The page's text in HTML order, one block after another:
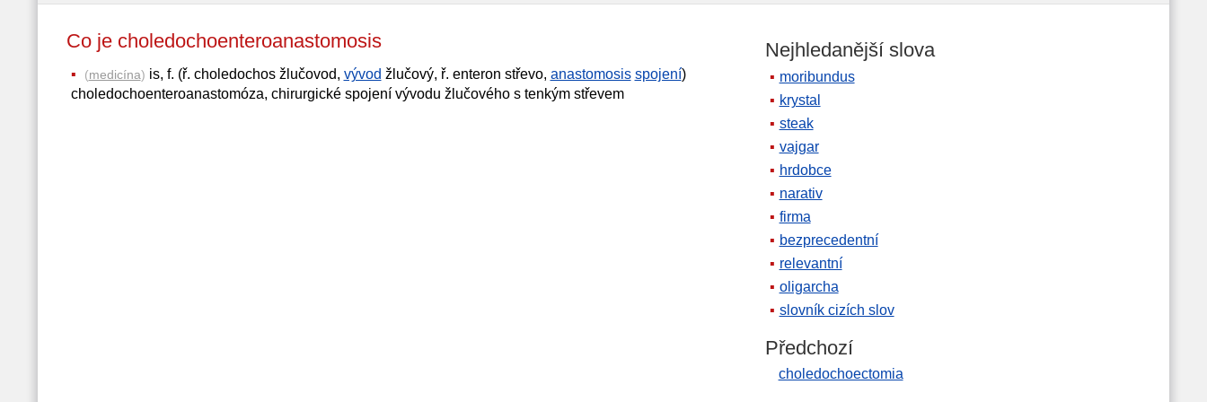
Co je choledochoenteroanastomosis
(medicína) is, f. (ř. choledochos žlučovod, vývod žlučový, ř. enteron střevo, anastomosis spojení)
choledochoenteroanastomóza, chirurgické spojení vývodu žlučového s tenkým střevem
Nejhledanější slova
moribundus
krystal
steak
vajgar
hrdobce
narativ
firma
bezprecedentní
relevantní
oligarcha
slovník cizích slov
Předchozí
choledochoectomia